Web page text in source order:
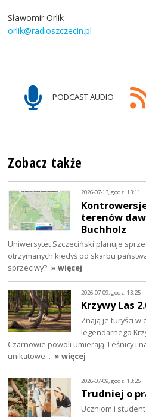
Sławomir Orlik
orlik@radioszczecin.pl
PODCAST AUDIO
Zobacz także
2026-07-13, godz. 13:11
terenów
Buchholz
Uniwersytet Szczeciński planuje
otrzymanych kiedyś od skarbu
sprzeciwy? » więcej
2026-07-09, godz. 13:25
Krzywy Las
Znają je turyści w
legendarnego
Czarnowie powoli umierają. Leśnicy i
unikatowe… » więcej
2026-07-09, godz. 13:25
Trudniej o
Uczniom i